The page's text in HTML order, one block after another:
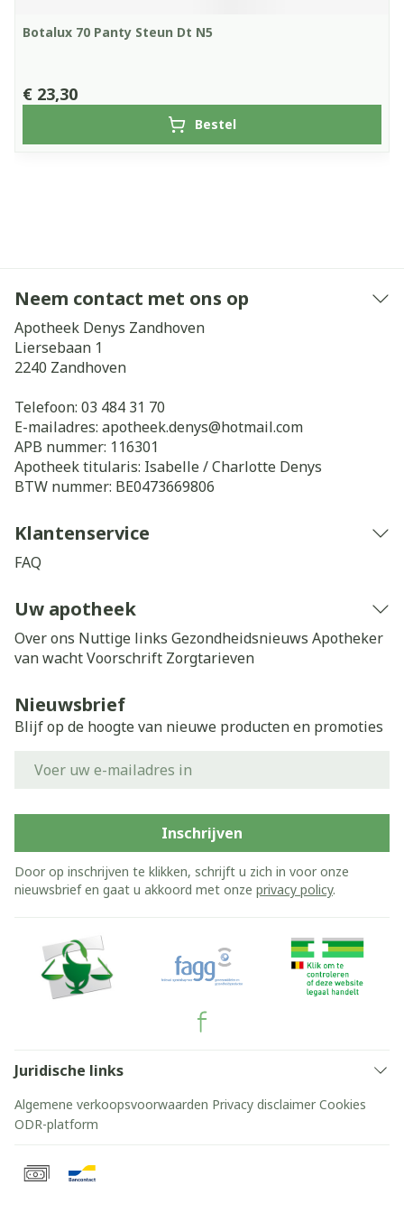
Botalux 70 Panty Steun Dt N5
€ 23,30
Bestel
Neem contact met ons op
Apotheek Denys Zandhoven
Liersebaan 1
2240 Zandhoven
Telefoon: 03 484 31 70
E-mailadres: apotheek.denys@hotmail.com
APB nummer: 116301
Apotheek titularis: Isabelle / Charlotte Denys
BTW nummer: BE0473669806
Klantenservice
FAQ
Uw apotheek
Over ons Nuttige links Gezondheidsnieuws Apotheker
van wachtVoorschrift Zorgtarieven
Nieuwsbrief
Blijf op de hoogte van nieuwe producten en promoties
Inschrijven
Door op inschrijven te klikken, schrijft u zich in voor onze
nieuwsbrief en gaat u akkoord met onze privacy policy.
Juridische links
Algemene verkoopsvoorwaarden Privacy disclaimer Cookies
ODR-platform